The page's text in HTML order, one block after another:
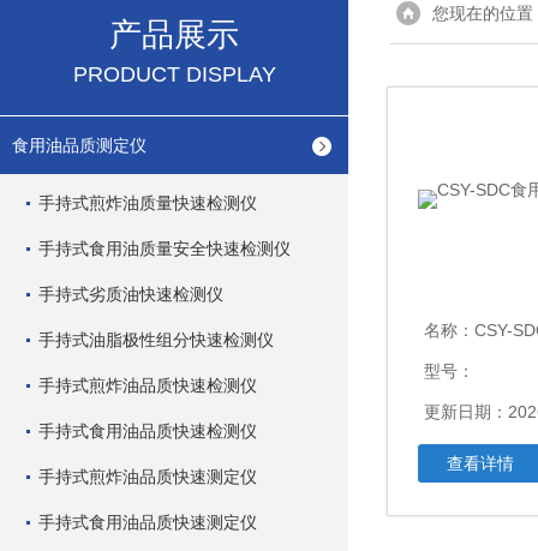
产品展示
PRODUCT DISPLAY
食用油品质测定仪
手持式煎炸油质量快速检测仪
手持式食用油质量安全快速检测仪
手持式劣质油快速检测仪
手持式油脂极性组分快速检测仪
手持式煎炸油品质快速检测仪
手持式食用油品质快速检测仪
手持式煎炸油品质快速测定仪
手持式食用油品质快速测定仪
您现在的位置
名称： CSY-SDC
型号：
更新日期：
查看详情